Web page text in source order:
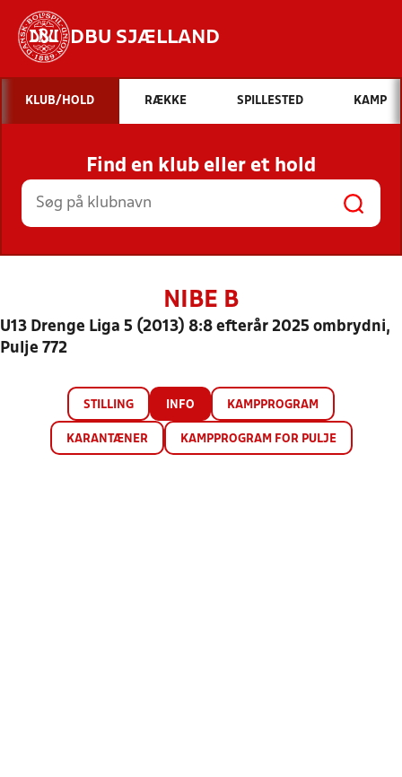
DBU SJÆLLAND
Hvad vil du søge efter?
INDHOLD OG NYHEDER
STILLINGER, RESULTATER, KLUBBER OG
HOLD
KLUB/HOLD RÆKKE SPILLESTED KAMP
Find en klub eller et hold
NIBE B
U13 Drenge Liga 5 (2013) 8:8 efterår 2025 ombrydni,
Pulje 772
STILLING INFO KAMPPROGRAM
KARANTÆNER KAMPPROGRAM FOR PULJE